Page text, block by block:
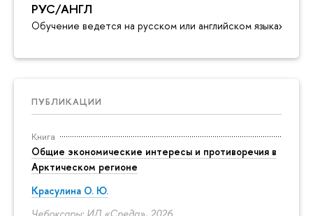
РУС/АНГЛ
Обучение ведется на русском или английском языках
ПУБЛИКАЦИИ
Книга
Общие экономические интересы и противоречия в
Арктическом регионе
Красулина О. Ю.